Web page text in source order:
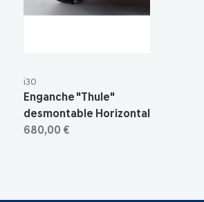
i30
Enganche "Thule"
desmontable Horizontal
680,00 €